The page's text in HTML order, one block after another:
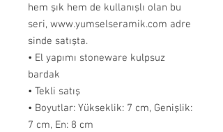
hem şık hem de kullanışlı olan bu
seri, www.yumselseramik.com adre
sinde satışta.
• El yapımı stoneware kulpsuz
bardak
• Tekli satış
• Boyutlar: Yükseklik: 7 cm, Genişlik:
7 cm, En: 8 cm